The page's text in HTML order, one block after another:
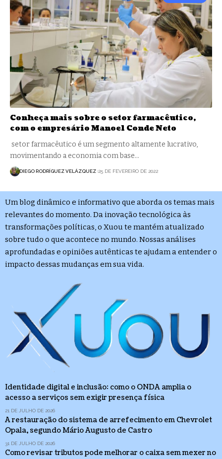
Conheça mais sobre o setor farmacêutico,
com o empresário Manoel Conde Neto
setor farmacêutico é um segmento altamente lucrativo,
movimentando a economia com base…
DIEGO RODRÍGUEZ VELÁZQUEZ 25 DE FEVEREIRO DE 2022
Um blog dinâmico e informativo que aborda os temas mais
relevantes do momento. Da inovação tecnológica às
transformações políticas, o Xuou te mantém atualizado
sobre tudo o que acontece no mundo. Nossas análises
aprofundadas e opiniões autênticas te ajudam a entender o
impacto dessas mudanças em sua vida.
Identidade digital e inclusão: como o ONDA amplia o
acesso a serviços sem exigir presença física
21 DE JULHO DE 2026
A restauração do sistema de arrefecimento em Chevrolet
Opala, segundo Mário Augusto de Castro
31 DE JULHO DE 2026
Como revisar tributos pode melhorar o caixa sem mexer no